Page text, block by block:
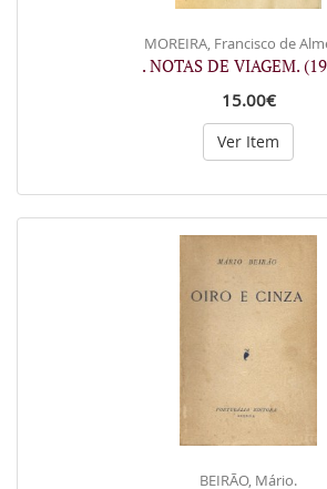
MOREIRA, Francisco de
. NOTAS DE VIAGEM.
15.00€
Ver Item
BEIRÃO, Mário.